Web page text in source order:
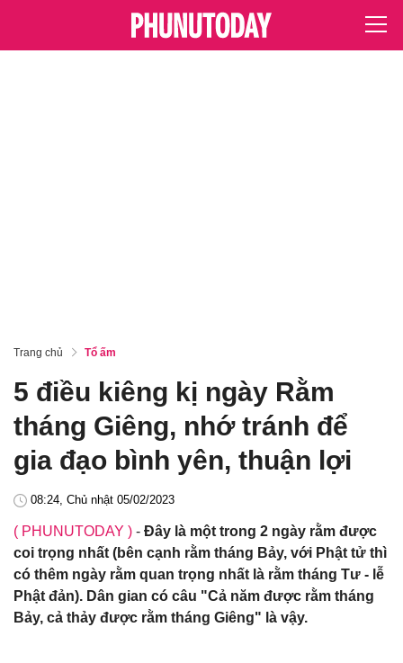
Trang chủ Tổ ấm
5 điều kiêng kị ngày Rằm
tháng Giêng, nhớ tránh để
gia đạo bình yên, thuận lợi
08:24, Chủ nhật 05/02/2023
( PHUNUTODAY ) - Đây là một trong 2 ngày rằm được
coi trọng nhất (bên cạnh rằm tháng Bảy, với Phật tử thì
có thêm ngày rằm quan trọng nhất là rằm tháng Tư - lễ
Phật đản). Dân gian có câu "Cả năm được rằm tháng
Bảy, cả thảy được rằm tháng Giêng" là vậy.